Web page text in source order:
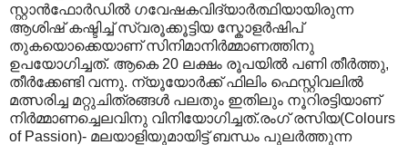
സ്റ്റാന്‍ഫോര്‍ഡില്‍ ഗവേഷകവിദ്യാര്‍ത്ഥിയായിരുന്ന
ആശിഷ് കഷ്ടിച്ച് സ്വരൂക്കൂട്ടിയ സ്കോളര്‍ഷിപ്
തുകയൊക്കെയാണ് സിനിമാനിര്‍മ്മാണത്തിനു
ഉപയോഗിച്ചത്. ആകെ 20 ലക്ഷം രൂപയില്‍ പണി തീര്‍ത്തു,
തീര്‍ക്കേണ്ടി വന്നു. ന്യൂയോര്‍ക്ക് ഫിലിം ഫെസ്റ്റിവലില്‍
മത്സരിച്ച മറ്റുചിത്രങ്ങള്‍ പലതും ഇതിലും നൂറിരട്ടിയാണ്
നിര്‍മ്മാണച്ചെലവിനു വിനിയോഗിച്ചത്.രംഗ് രസിയ(Colours
of Passion)- മലയാളിയുമായിട്ട് ബന്ധം പുലര്‍ത്തുന്ന